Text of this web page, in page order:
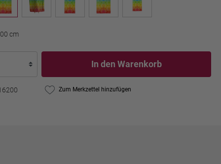
cm
In den Warenkorb
Zum Merkzettel hinzufügen